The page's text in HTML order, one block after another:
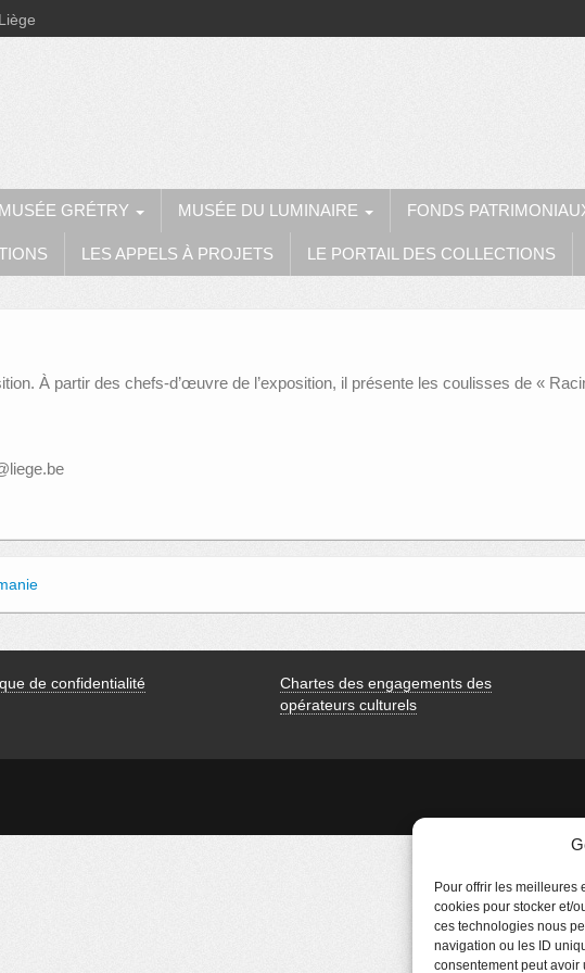
Pour offrir les meilleures
cookies pour stocker et/
ces technologies nous
navigation ou les ID
consentement peut avoir
MUSÉE GRÉTRY MUSÉE DU LUMINAIRE FONDS
LES APPELS À PROJETS LE PORTAIL DES COLLECTIONS
À partir des chefs-d’œuvre de l’exposition, il présente les coulisses de «
de confidentialité
Chartes des engagements des
opérateurs culturels